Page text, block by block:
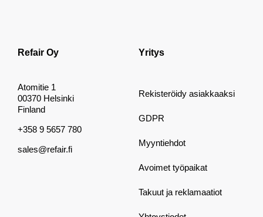
Refair Oy
Atomitie 1
00370 Helsinki
Finland
+358 9 5657 780
sales@refair.fi
Yritys
Rekisteröidy asiakkaaksi
GDPR
Myyntiehdot
Avoimet työpaikat
Takuut ja reklamaatiot